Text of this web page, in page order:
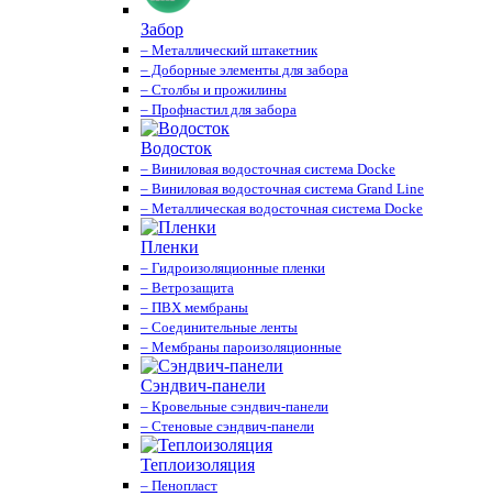
Забор
– Металлический штакетник
– Доборные элементы для забора
– Столбы и прожилины
– Профнастил для забора
Водосток
– Виниловая водосточная система Docke
– Виниловая водосточная система Grand Line
– Металлическая водосточная система Docke
Пленки
– Гидроизоляционные пленки
– Ветрозащита
– ПВХ мембраны
– Соединительные ленты
– Мембраны пароизоляционные
Сэндвич-панели
– Кровельные сэндвич-панели
– Стеновые сэндвич-панели
Теплоизоляция
– Пенопласт